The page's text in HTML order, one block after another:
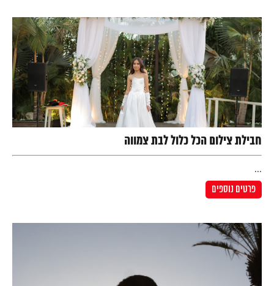
חבילת צילום הכל כלול לבת צמווה
...
פרטים נוספים